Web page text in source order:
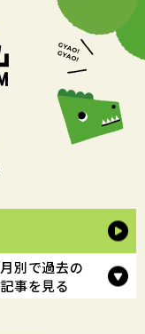
月別で過去の
記事を見る